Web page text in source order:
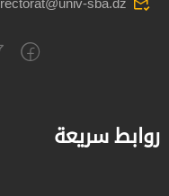
rectorat@univ-sba.dz
روابط سريعة